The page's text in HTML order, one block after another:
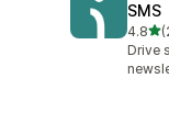
SMS
4.85
合計
Drive